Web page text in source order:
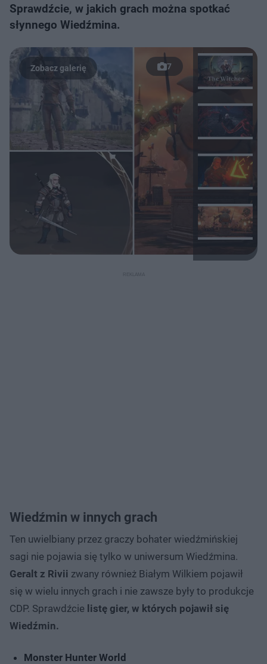
Sprawdźcie, w jakich grach można spotkać
słynnego Wiedźmina.
7
Wiedźmin w innych grach
Ten uwielbiany przez graczy bohater wiedźmińskiej
sagi nie pojawia się tylko w uniwersum Wiedźmina.
Geralt z Rivii zwany również Białym Wilkiem pojawił
się w wielu innych grach i nie zawsze były to produkcje
CDP. Sprawdźcie listę gier, w których pojawił się
Wiedźmin.
Monster Hunter World